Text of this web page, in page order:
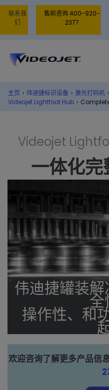
联系我
们
售前咨询 400-920-
2377
主页 › 伟迪捷标识设备 › 激光打码机 ›
Videojet Lightfoot Hub ›
Videojet
一体化
伟迪捷罐装
全
操作性、和
欢迎咨询了解更多产品信